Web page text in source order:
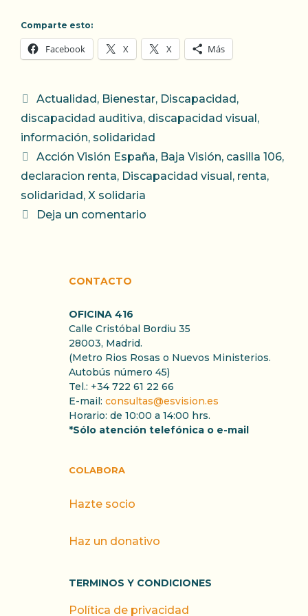
Comparte esto:
Facebook X X Más
Categorías
Actualidad , Bienestar, Discapacidad ,
discapacidad auditiva, discapacidad visual ,
información, solidaridad
Etiquetas
Acción Visión España, Baja Visión, casilla 106,
declaracion renta, Discapacidad visual , renta,
solidaridad , X solidaria
Deja un comentario
CONTACTO
OFICINA 416
Calle Cristóbal Bordiu 35
28003, Madrid.
(Metro Rios Rosas o Nuevos Ministerios.
Autobús número 45)
Tel.: +34 722 61 22 66
E-mail: consultas@esvision.es
Horario: de 10:00 a 14:00 hrs.
*Sólo atención telefónica o e-mail
COLABORA
Hazte socio
Haz un donativo
TERMINOS Y CONDICIONES
Política de privacidad